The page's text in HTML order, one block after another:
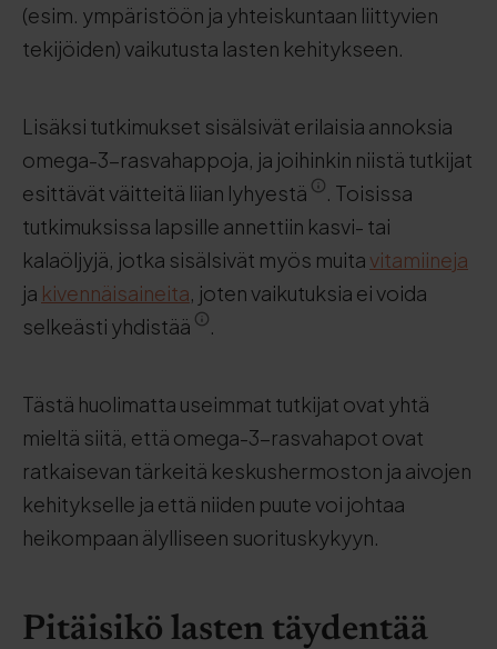
(esim. ympäristöön ja yhteiskuntaan liittyvien
tekijöiden) vaikutusta lasten kehitykseen.
Lisäksi tutkimukset sisälsivät erilaisia annoksia
omega-3-rasvahappoja, ja joihinkin niistä tutkijat
esittävät väitteitä liian lyhyestä
. Toisissa
tutkimuksissa lapsille annettiin kasvi- tai
kalaöljyjä, jotka sisälsivät myös muita vitamiineja
ja kivennäisaineita, joten vaikutuksia ei voida
selkeästi yhdistää
.
Tästä huolimatta useimmat tutkijat ovat yhtä
mieltä siitä, että omega-3-rasvahapot ovat
ratkaisevan tärkeitä keskushermoston ja aivojen
kehitykselle ja että niiden puute voi johtaa
heikompaan älylliseen suorituskykyyn.
Pitäisikö lasten täydentää